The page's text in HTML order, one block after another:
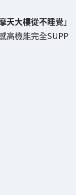
天大樓從不睡覺 」
高機能完全SUPP